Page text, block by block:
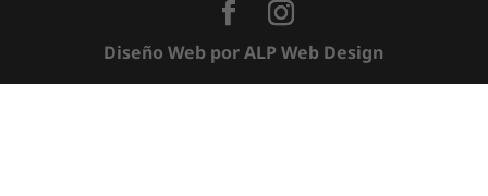
Diseño Web por ALP Web Design